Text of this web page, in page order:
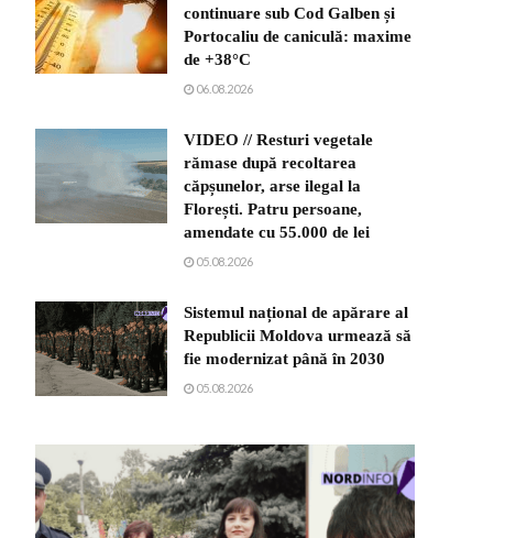
continuare sub Cod Galben și
Portocaliu de caniculă: maxime
de +38°C
06.08.2026
VIDEO // Resturi vegetale
rămase după recoltarea
căpșunelor, arse ilegal la
Florești. Patru persoane,
amendate cu 55.000 de lei
05.08.2026
Sistemul național de apărare al
Republicii Moldova urmează să
fie modernizat până în 2030
05.08.2026